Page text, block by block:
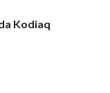
Kodiaq